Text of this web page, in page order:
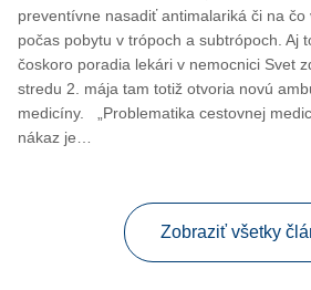
preventívne nasadiť antimalariká či na
počas pobytu v trópoch a subtrópoch. Aj
čoskoro poradia lekári v nemocnici Svet
stredu 2. mája tam totiž otvoria novú
medicíny. „Problematika cestovnej
nákaz je…
Zobraziť všetky